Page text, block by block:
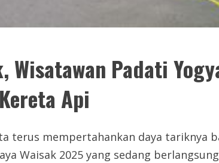
Wisatawan Padati
Api
terus mempertahankan daya tariknya
Waisak 2025 yang sedang